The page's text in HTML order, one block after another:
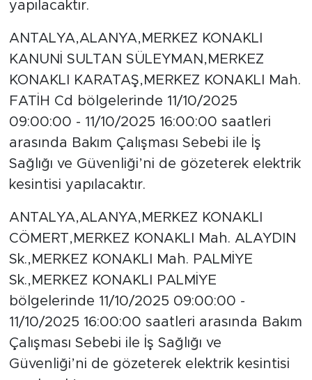
yapılacaktır.
ANTALYA,ALANYA,MERKEZ KONAKLI
KANUNİ SULTAN SÜLEYMAN,MERKEZ
KONAKLI KARATAŞ,MERKEZ KONAKLI Mah.
FATİH Cd bölgelerinde 11/10/2025
09:00:00 - 11/10/2025 16:00:00 saatleri
arasında Bakım Çalışması Sebebi ile İş
Sağlığı ve Güvenliği’ni de gözeterek elektrik
kesintisi yapılacaktır.
ANTALYA,ALANYA,MERKEZ KONAKLI
CÖMERT,MERKEZ KONAKLI Mah. ALAYDIN
Sk.,MERKEZ KONAKLI Mah. PALMİYE
Sk.,MERKEZ KONAKLI PALMİYE
bölgelerinde 11/10/2025 09:00:00 -
11/10/2025 16:00:00 saatleri arasında Bakım
Çalışması Sebebi ile İş Sağlığı ve
Güvenliği’ni de gözeterek elektrik kesintisi